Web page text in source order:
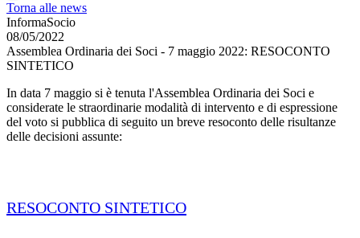
Torna alle news
InformaSocio
08/05/2022
Assemblea Ordinaria dei Soci - 7 maggio 2022: RESOCONTO
SINTETICO
In data 7 maggio si è tenuta l'Assemblea Ordinaria dei Soci e
considerate le straordinarie modalità di intervento e di espressione
del voto si pubblica di seguito un breve resoconto delle risultanze
delle decisioni assunte:
RESOCONTO SINTETICO